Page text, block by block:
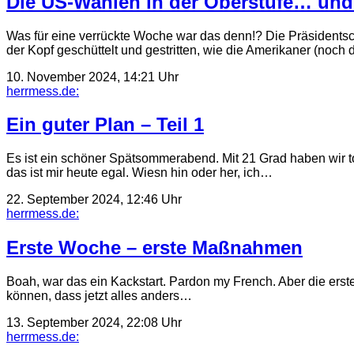
Was für eine verrückte Woche war das denn!? Die
der Kopf geschüttelt und gestritten, wie die Amerikaner (noch
10. November 2024, 14:21 Uhr
herrmess.de:
Ein guter Plan – Teil 1
Es ist ein schöner Spätsommerabend. Mit 21 Grad haben
das ist mir heute egal. Wiesn hin oder her, ich…
22. September 2024, 12:46 Uhr
herrmess.de:
Erste Woche – erste Maßnahmen
Boah, war das ein Kackstart. Pardon my French. Aber die
können, dass jetzt alles anders…
13. September 2024, 22:08 Uhr
herrmess.de: